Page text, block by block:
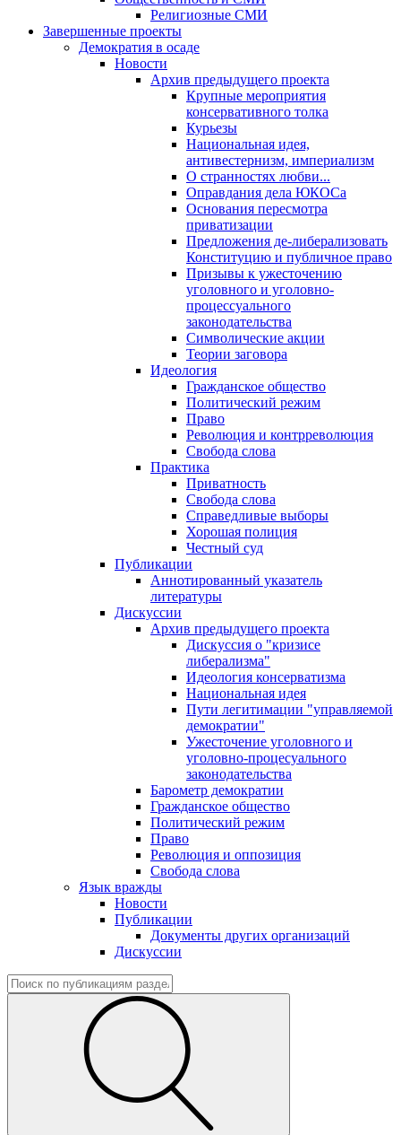
Религиозные СМИ
Завершенные проекты
Демократия в осаде
Новости
Архив предыдущего проекта
Крупные мероприятия
консервативного толка
Курьезы
Национальная идея,
антивестернизм, империализм
О странностях любви...
Оправдания дела ЮКОСа
Основания пересмотра
приватизации
Предложения де-либерализовать
Конституцию и публичное право
Призывы к ужесточению
уголовного и уголовно-
процессуального
законодательства
Символические акции
Теории заговора
Идеология
Гражданское общество
Политический режим
Право
Революция и контрреволюция
Свобода слова
Практика
Приватность
Свобода слова
Справедливые выборы
Хорошая полиция
Честный суд
Публикации
Аннотированный указатель
литературы
Дискуссии
Архив предыдущего проекта
Дискуссия о "кризисе
либерализма"
Идеология консерватизма
Национальная идея
Пути легитимации "управляемой
демократии"
Ужесточение уголовного и
уголовно-процесуального
законодательства
Барометр демократии
Гражданское общество
Политический режим
Право
Революция и оппозиция
Свобода слова
Язык вражды
Новости
Публикации
Документы других организаций
Дискуссии